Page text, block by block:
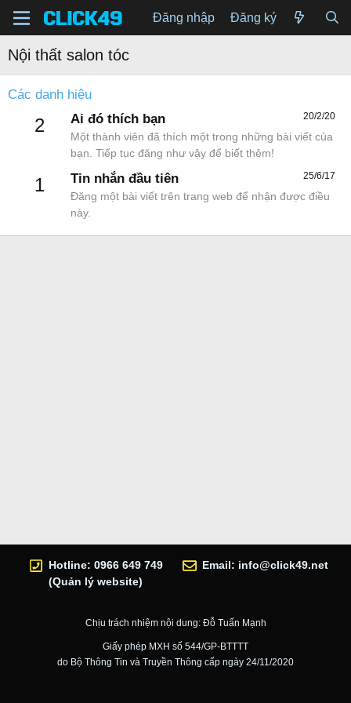
Đăng nhập Đăng ký
Nội thất salon tóc
Các danh hiệu
2 20/2/20
Ai đó thích bạn
Một thành viên đã thích một trong những bài viết của
bạn. Tiếp tục đăng như vậy để biết thêm!
1 25/6/17
Tin nhắn đầu tiên
Đăng một bài viết trên trang web để nhận được điều
này.
Hotline: 0966 649 749
(Quản lý website)
Email: info@click49.net
Chịu trách nhiệm nội dung: Đỗ Tuấn Mạnh
Giấy phép MXH số 544/GP-BTTTT
do Bộ Thông Tin và Truyền Thông cấp ngày 24/11/2020